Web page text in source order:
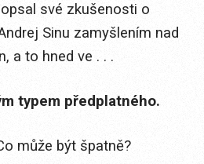
své zkušenosti o
Sinu zamyšlením nad
a to hned ve . . .
typem předplatného.
může být špatně?